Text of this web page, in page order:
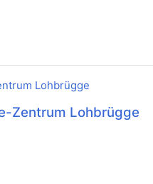
Zentrum Lohbrügge